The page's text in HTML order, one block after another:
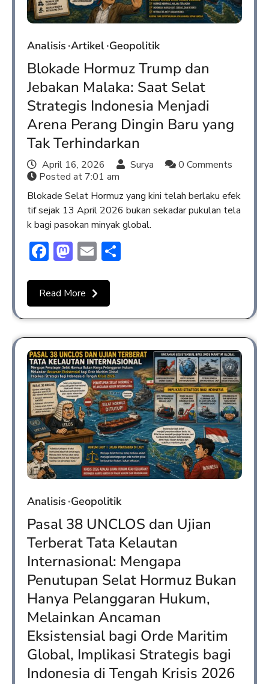
Analisis Artikel Geopolitik
Blokade Hormuz Trump dan
Jebakan Malaka: Saat Selat
Strategis Indonesia Menjadi
Arena Perang Dingin Baru yang
Tak Terhindarkan
April 16, 2026 Surya
0 Comments
Posted at 7:01 am
Blokade Selat Hormuz yang kini telah berlaku efek
tif sejak 13 April 2026 bukan sekadar pukulan tela
k bagi pasokan minyak global.
Facebook
Mastodon
Email
Read More
Analisis Geopolitik
Pasal 38 UNCLOS dan Ujian
Terberat Tata Kelautan
Internasional: Mengapa
Penutupan Selat Hormuz Bukan
Hanya Pelanggaran Hukum,
Melainkan Ancaman
Eksistensial bagi Orde Maritim
Global, Implikasi Strategis bagi
Indonesia di Tengah Krisis 2026